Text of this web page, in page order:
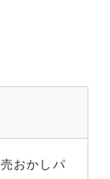
おかしパ